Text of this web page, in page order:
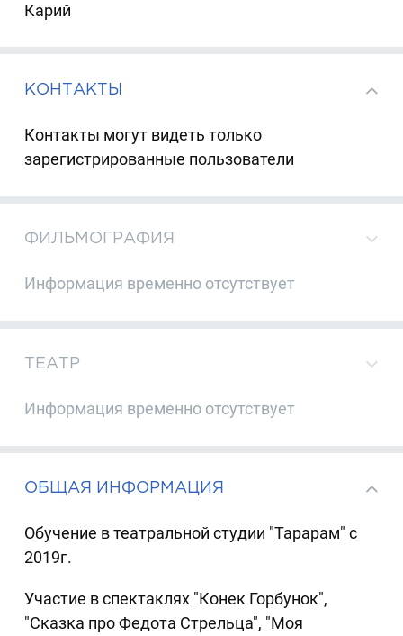
Карий
КОНТАКТЫ
Контакты могут видеть только
зарегистрированные пользователи
ФИЛЬМОГРАФИЯ
Информация временно отсутствует
ТЕАТР
Информация временно отсутствует
ОБЩАЯ ИНФОРМАЦИЯ
Обучение в театральной студии "Тарарам" с
2019г.
Участие в спектаклях "Конек Горбунок",
"Сказка про Федота Стрельца", "Моя